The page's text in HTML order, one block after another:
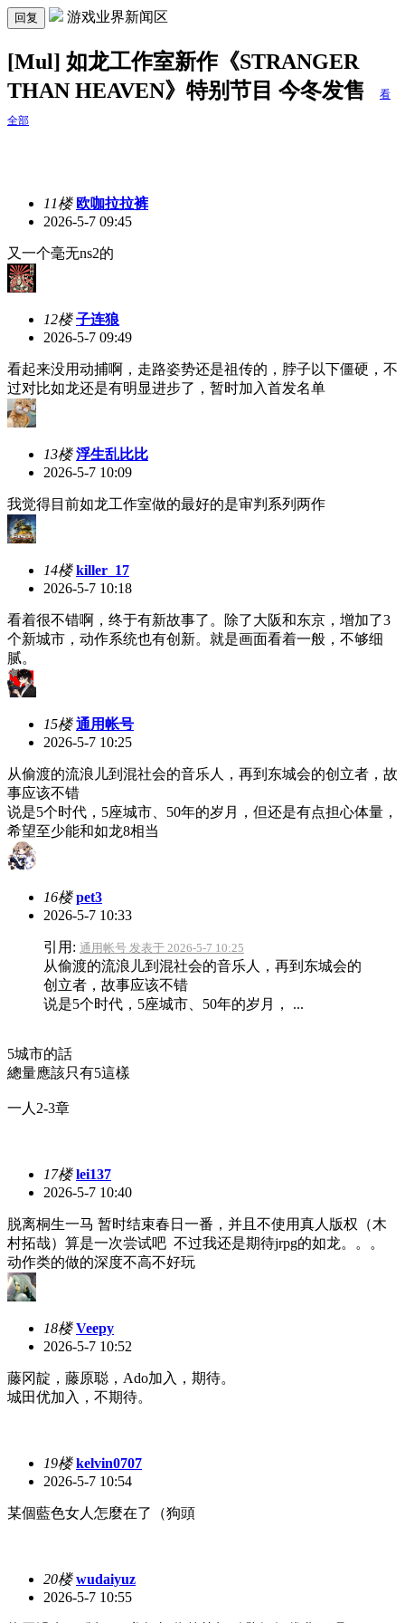
回复 游戏业界新闻区
[Mul] 如龙工作室新作《STRANGER
THAN HEAVEN》特别节目 今冬发售
看
全部
11楼 欧咖拉拉裤
2026-5-7 09:45
又一个毫无ns2的
12楼 子连狼
2026-5-7 09:49
看起来没用动捕啊，走路姿势还是祖传的，脖子以下僵硬，不
过对比如龙还是有明显进步了，暂时加入首发名单
13楼 浮生乱比比
2026-5-7 10:09
我觉得目前如龙工作室做的最好的是审判系列两作
14楼 killer_17
2026-5-7 10:18
看着很不错啊，终于有新故事了。除了大阪和东京，增加了3
个新城市，动作系统也有创新。就是画面看着一般，不够细
腻。
15楼 通用帐号
2026-5-7 10:25
从偷渡的流浪儿到混社会的音乐人，再到东城会的创立者，故
事应该不错
说是5个时代，5座城市、50年的岁月，但还是有点担心体量，
希望至少能和如龙8相当
16楼 pet3
2026-5-7 10:33
引用: 通用帐号 发表于 2026-5-7 10:25
从偷渡的流浪儿到混社会的音乐人，再到东城会的
创立者，故事应该不错
说是5个时代，5座城市、50年的岁月， ...
5城市的話
總量應該只有5這樣
一人2-3章
17楼 lei137
2026-5-7 10:40
脱离桐生一马 暂时结束春日一番，并且不使用真人版权（木
村拓哉）算是一次尝试吧 不过我还是期待jrpg的如龙。。。
动作类的做的深度不高不好玩
18楼 Veepy
2026-5-7 10:52
藤冈靛，藤原聪，Ado加入，期待。
城田优加入，不期待。
19楼 kelvin0707
2026-5-7 10:54
某個藍色女人怎麼在了（狗頭
20楼 wudaiyuz
2026-5-7 10:55